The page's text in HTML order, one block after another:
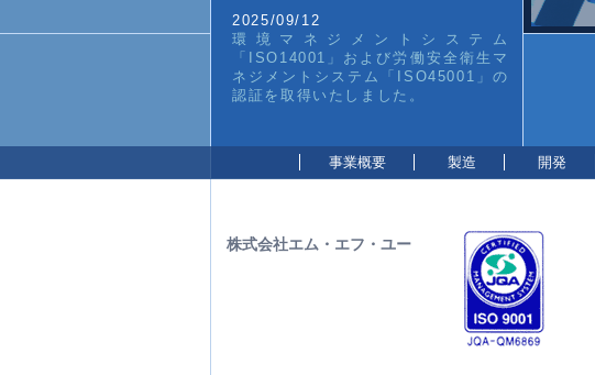
2025/09/12
環境マネジメントシステム
「ISO14001」および労働安全衛生マ
ネジメントシステム「ISO45001」の
認証を取得いたしました。
事業概要 製造 開発
株式会社エム・エフ・ユー